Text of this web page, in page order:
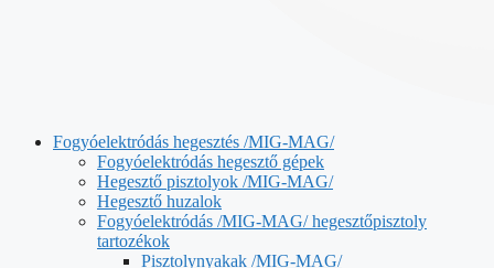
Fogyóelektródás hegesztés /MIG-MAG/
Fogyóelektródás hegesztő gépek
Hegesztő pisztolyok /MIG-MAG/
Hegesztő huzalok
Fogyóelektródás /MIG-MAG/ hegesztőpisztoly
tartozékok
Pisztolynyakak /MIG-MAG/